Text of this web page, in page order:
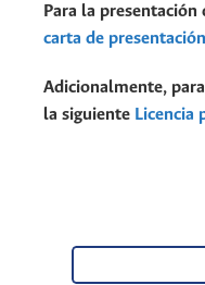
Para la
carta de presentación
Adicionalmente,
la siguiente Licencia